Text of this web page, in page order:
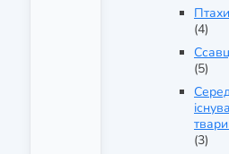
Птахи
(4)
(5)
(3)